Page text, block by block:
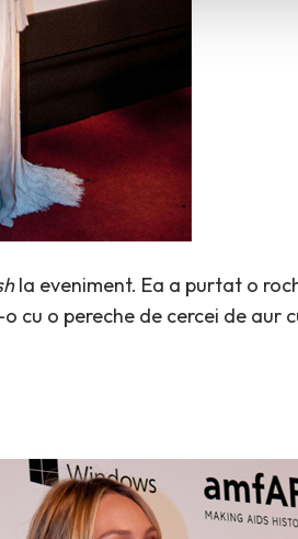
la eveniment. Ea a purtat o
cu o pereche de cercei de aur